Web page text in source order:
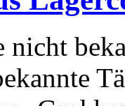
nicht